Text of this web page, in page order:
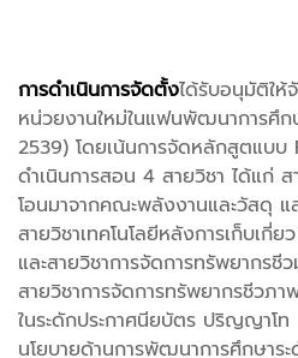
การดำเนินการจัดตั้งได้รับอนุมัติให้
หน่วยงานใหม่ในแฟนพัฒนาการศึ
2539) โดยเน้นการจัดหลักสูตแบ
ดำเนินการสอน 4 สายวิชา ได้แก่
โอนมาจากคณะพลังงานและวัสดุ แ
สายวิชาเทคโนโลยีหลังการเก็บเกี่ย
และสายวิชาการจัดการทรัพยากรชี
สายวิชาการจัดการทรัพยากรชีวภ
ในระดักประกาศนียบัตร ปริญญาโ
นโยบายด้านการพัฒนาการศึกษาร